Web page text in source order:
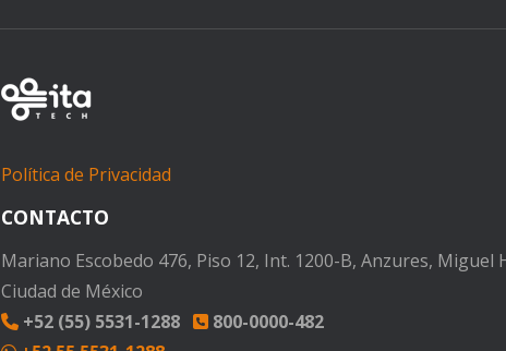
Política de Privacidad
CONTACTO
Mariano Escobedo 476, Piso 12, Int. 1200-B, Anzures, Miguel
Ciudad de México
+52 (55) 5531-1288
800-0000-482